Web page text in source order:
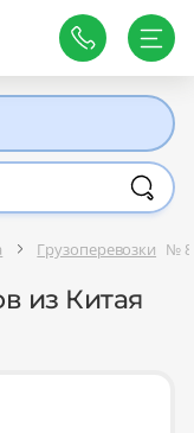
Грузоперевозки №
из Китая